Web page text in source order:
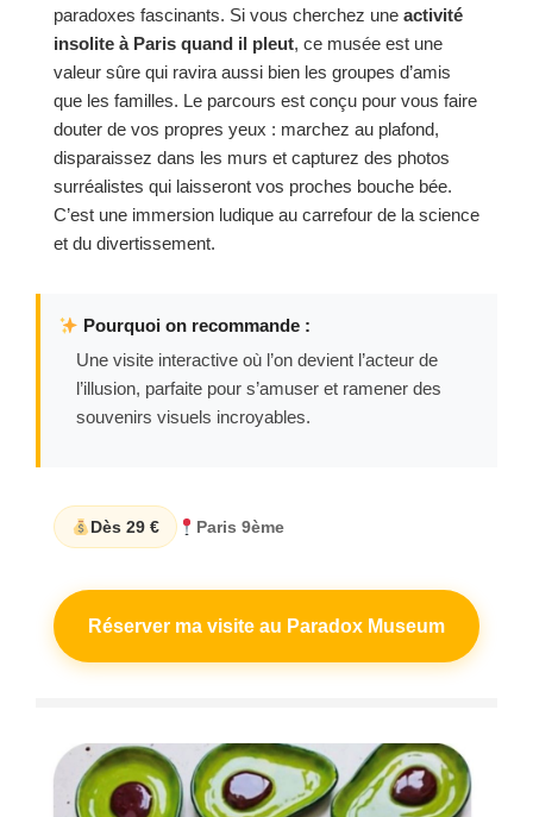
paradoxes fascinants. Si vous cherchez une activité
insolite à Paris quand il pleut, ce musée est une
valeur sûre qui ravira aussi bien les groupes d’amis
que les familles. Le parcours est conçu pour vous faire
douter de vos propres yeux : marchez au plafond,
disparaissez dans les murs et capturez des photos
surréalistes qui laisseront vos proches bouche bée.
C’est une immersion ludique au carrefour de la science
et du divertissement.
Pourquoi on recommande :
Une visite interactive où l’on devient l’acteur de
l’illusion, parfaite pour s’amuser et ramener des
souvenirs visuels incroyables.
Dès 29 € Paris 9ème
Réserver ma visite au Paradox Museum